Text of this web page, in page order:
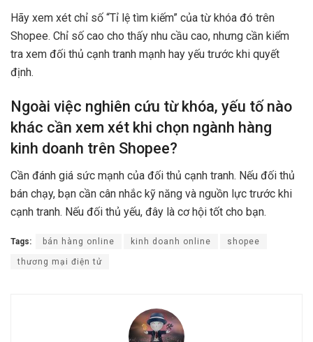
Hãy xem xét chỉ số “Tỉ lệ tìm kiếm” của từ khóa đó trên
Shopee. Chỉ số cao cho thấy nhu cầu cao, nhưng cần kiểm
tra xem đối thủ cạnh tranh mạnh hay yếu trước khi quyết
định.
Ngoài việc nghiên cứu từ khóa, yếu tố nào
khác cần xem xét khi chọn ngành hàng
kinh doanh trên Shopee?
Cần đánh giá sức mạnh của đối thủ cạnh tranh. Nếu đối thủ
bán chạy, bạn cần cân nhắc kỹ năng và nguồn lực trước khi
cạnh tranh. Nếu đối thủ yếu, đây là cơ hội tốt cho bạn.
Tags: bán hàng online kinh doanh online shopee
thương mại điện tử